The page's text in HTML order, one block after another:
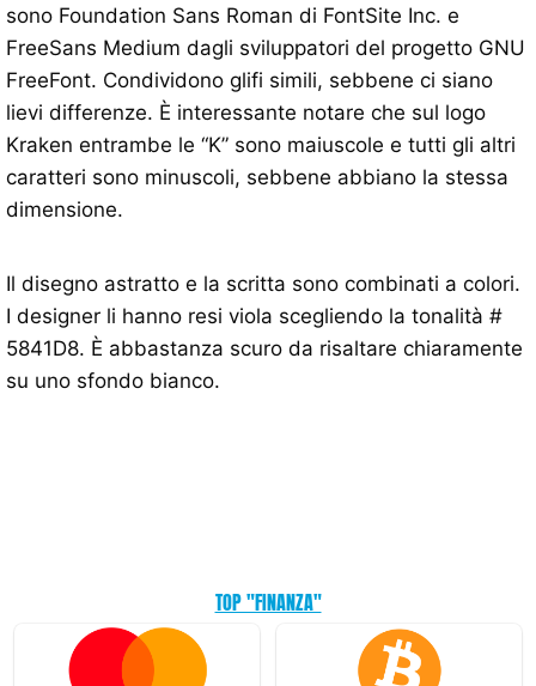
sono Foundation Sans Roman di FontSite Inc. e
FreeSans Medium dagli sviluppatori del progetto GNU
FreeFont. Condividono glifi simili, sebbene ci siano
lievi differenze. È interessante notare che sul logo
Kraken entrambe le “K” sono maiuscole e tutti gli altri
caratteri sono minuscoli, sebbene abbiano la stessa
dimensione.
Il disegno astratto e la scritta sono combinati a colori.
I designer li hanno resi viola scegliendo la tonalità #
5841D8. È abbastanza scuro da risaltare chiaramente
su uno sfondo bianco.
TOP "FINANZA"